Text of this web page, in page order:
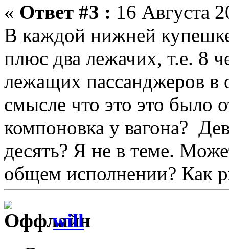
« Ответ #3 : 16 Августа
В каждой нижней
плюс два лежачих, т.е. 8
лежащих пассанджеров в
смысле что это это было
компоновка у вагона?
десять? Я не в теме.
общем исполнении? Как
will